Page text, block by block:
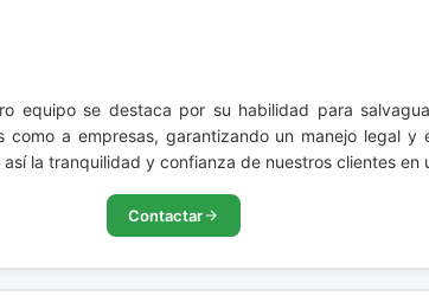
equipo se destaca por su habilidad para
como a empresas, garantizando un manejo legal
la tranquilidad y confianza de nuestros clientes
Contactar